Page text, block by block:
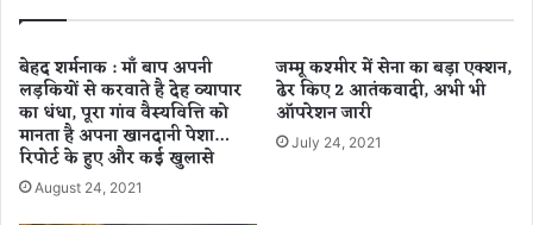
जि
ट
ल
फा
इ
नें
फ्ट
के
उ
त्पा
दों
की
बेहद शर्मनाक : माँ बाप अपनी
लड़कियों से करवाते है देह व्यापार
का धंधा, पूरा गांव वैस्यवित्ति को
मानता है अपना खानदानी पेशा…
रिपोर्ट के हुए और कई खुलासे
August 24, 2021
जम्मू कश्मीर में सेना का बड़ा एक्शन,
ढेर किए 2 आतंकवादी, अभी भी
ऑपरेशन जारी
July 24, 2021